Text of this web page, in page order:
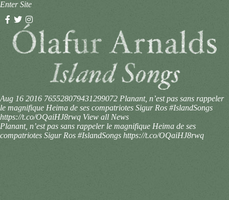
Enter Site
Aug 16 2016 765528079431299072 Planant, n’est pas sans rappeler
le magnifique Heima de ses compatriotes Sigur Ros #IslandSongs
https://t.co/OQaiHJ8rwq View all News
Planant, n’est pas sans rappeler le magnifique Heima de ses
compatriotes Sigur Ros #IslandSongs https://t.co/OQaiHJ8rwq